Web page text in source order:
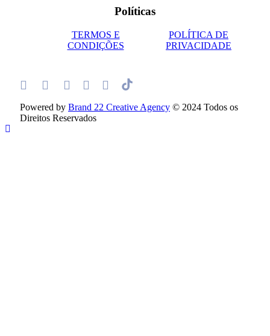
Políticas
TERMOS E
CONDIÇÕES
POLÍTICA DE
PRIVACIDADE
Powered by Brand 22 Creative Agency © 2024 Todos os
Direitos Reservados